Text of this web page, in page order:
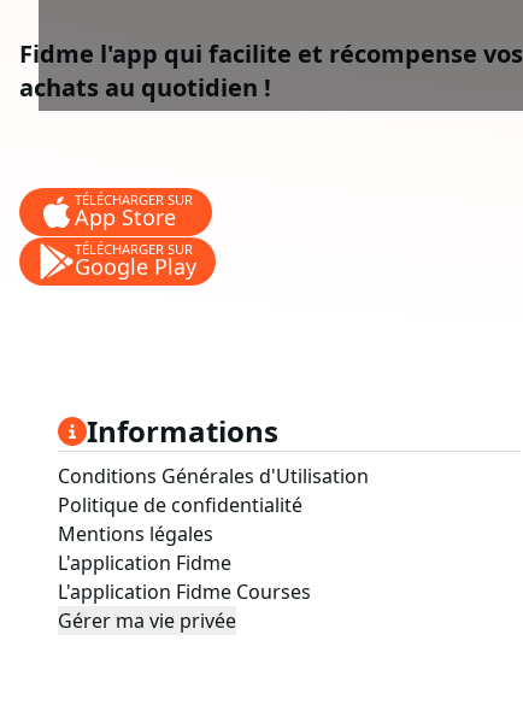
Fidme l'app qui facilite et récompense vos
achats au quotidien !
TÉLÉCHARGER SUR
App Store
TÉLÉCHARGER SUR
Google Play
Informations
Conditions Générales d'Utilisation
Politique de confidentialité
Mentions légales
L'application Fidme
L'application Fidme Courses
Gérer ma vie privée